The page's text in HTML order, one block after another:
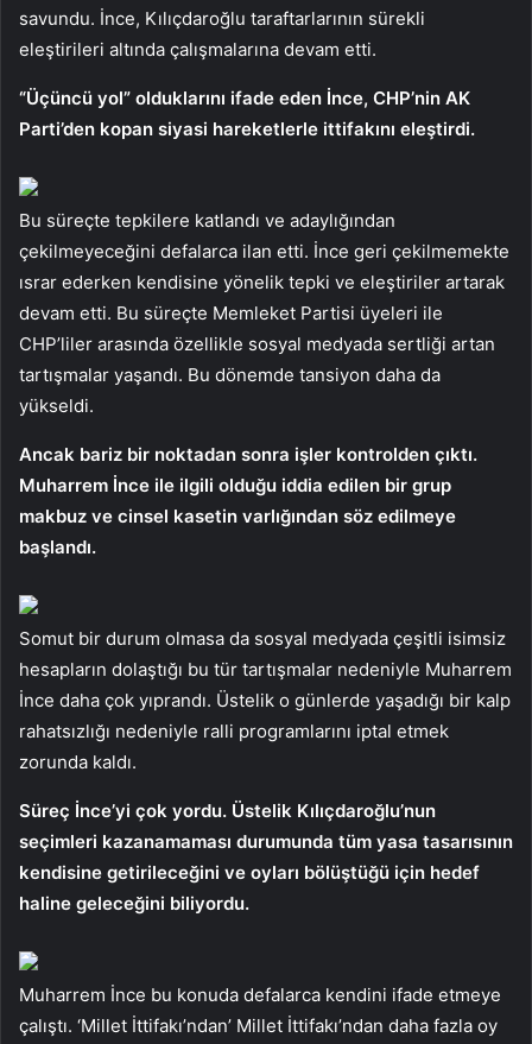
savundu. İnce, Kılıçdaroğlu taraftarlarının sürekli
eleştirileri altında çalışmalarına devam etti.
“Üçüncü yol” olduklarını ifade eden İnce, CHP’nin AK
Parti’den kopan siyasi hareketlerle ittifakını eleştirdi.
Bu süreçte tepkilere katlandı ve adaylığından
çekilmeyeceğini defalarca ilan etti. İnce geri çekilmemekte
ısrar ederken kendisine yönelik tepki ve eleştiriler artarak
devam etti. Bu süreçte Memleket Partisi üyeleri ile
CHP’liler arasında özellikle sosyal medyada sertliği artan
tartışmalar yaşandı. Bu dönemde tansiyon daha da
yükseldi.
Ancak bariz bir noktadan sonra işler kontrolden çıktı.
Muharrem İnce ile ilgili olduğu iddia edilen bir grup
makbuz ve cinsel kasetin varlığından söz edilmeye
başlandı.
Somut bir durum olmasa da sosyal medyada çeşitli isimsiz
hesapların dolaştığı bu tür tartışmalar nedeniyle Muharrem
İnce daha çok yıprandı. Üstelik o günlerde yaşadığı bir kalp
rahatsızlığı nedeniyle ralli programlarını iptal etmek
zorunda kaldı.
Süreç İnce’yi çok yordu. Üstelik Kılıçdaroğlu’nun
seçimleri kazanamaması durumunda tüm yasa tasarısının
kendisine getirileceğini ve oyları bölüştüğü için hedef
haline geleceğini biliyordu.
Muharrem İnce bu konuda defalarca kendini ifade etmeye
çalıştı. ‘Millet İttifakı’ndan’ Millet İttifakı’ndan daha fazla oy